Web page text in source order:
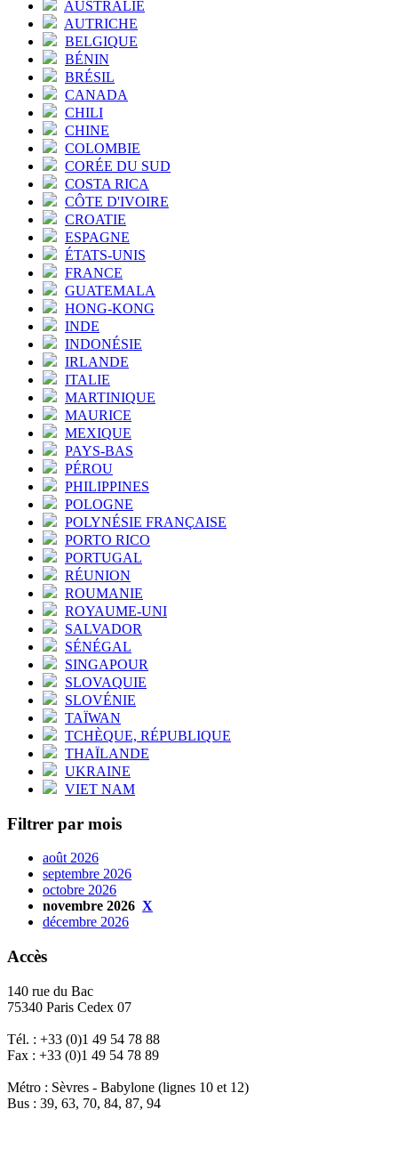
AUSTRALIE
AUTRICHE
BELGIQUE
BÉNIN
BRÉSIL
CANADA
CHILI
CHINE
COLOMBIE
CORÉE DU SUD
COSTA RICA
CÔTE D'IVOIRE
CROATIE
ESPAGNE
ÉTATS-UNIS
FRANCE
GUATEMALA
HONG-KONG
INDE
INDONÉSIE
IRLANDE
ITALIE
MARTINIQUE
MAURICE
MEXIQUE
PAYS-BAS
PÉROU
PHILIPPINES
POLOGNE
POLYNÉSIE FRANÇAISE
PORTO RICO
PORTUGAL
RÉUNION
ROUMANIE
ROYAUME-UNI
SALVADOR
SÉNÉGAL
SINGAPOUR
SLOVAQUIE
SLOVÉNIE
TAÏWAN
TCHÈQUE, RÉPUBLIQUE
THAÏLANDE
UKRAINE
VIET NAM
Filtrer par mois
août 2026
septembre 2026
octobre 2026
novembre 2026 X
décembre 2026
Accès
140 rue du Bac
75340 Paris Cedex 07
Tél. : +33 (0)1 49 54 78 88
Fax : +33 (0)1 49 54 78 89
Métro : Sèvres - Babylone (lignes 10 et 12)
Bus : 39, 63, 70, 84, 87, 94